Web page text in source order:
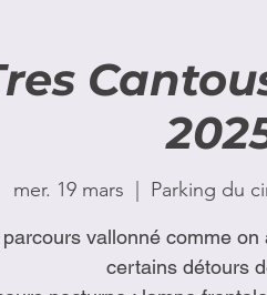
mer. 19 mars Parking du
vallonné comme
certains détours